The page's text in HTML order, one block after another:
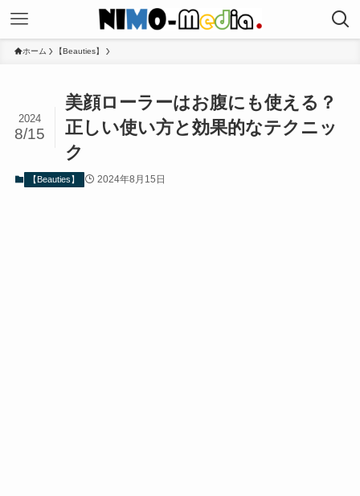
ホーム 【Beauties】
美顔ローラーはお腹にも使える？
正しい使い方と効果的なテクニッ
ク
2024
8/15
【Beauties】 2024年8月15日